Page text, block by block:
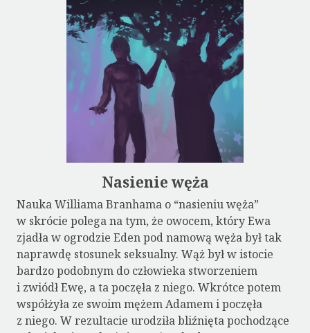
Nasienie węża
Nauka Williama Branhama o “nasieniu węża”
w skrócie polega na tym, że owocem, który Ewa
zjadła w ogrodzie Eden pod namową węża był tak
naprawdę stosunek seksualny. Wąż był w istocie
bardzo podobnym do człowieka stworzeniem
i zwiódł Ewę, a ta poczęła z niego. Wkrótce potem
współżyła ze swoim mężem Adamem i poczęła
z niego. W rezultacie urodziła bliźnięta pochodzące